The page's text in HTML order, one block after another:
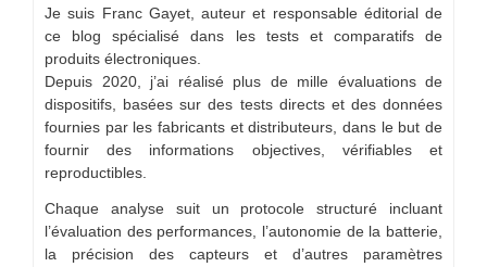
Je suis Franc Gayet, auteur et responsable éditorial de
ce blog spécialisé dans les tests et comparatifs de
produits électroniques.
Depuis 2020, j’ai réalisé plus de mille évaluations de
dispositifs, basées sur des tests directs et des données
fournies par les fabricants et distributeurs, dans le but de
fournir des informations objectives, vérifiables et
reproductibles.
Chaque analyse suit un protocole structuré incluant
l’évaluation des performances, l’autonomie de la batterie,
la précision des capteurs et d’autres paramètres